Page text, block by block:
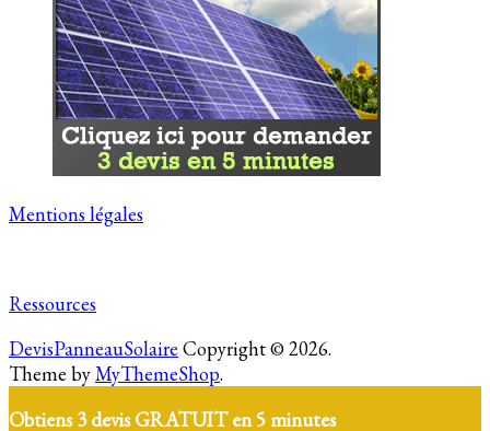
Mentions légales
Ressources
DevisPanneauSolaire Copyright © 2026.
Theme byMyThemeShop.
Obtiens 3 devis GRATUIT en 5 minutes